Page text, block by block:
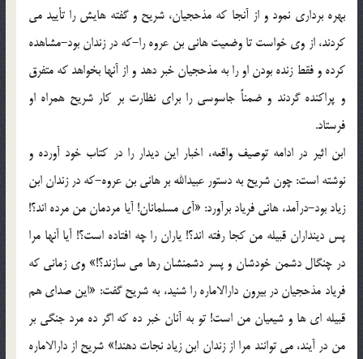
بهره برداری نمود و از آنجا که مذحجیان، شریح و گفته هایش را تأیید می
کردند، از وی خواست تا وضعیت هانی بن عروه را-که در زندان بود-مشاهده
کرده و فقط زنده بودن او را به مذحجیان خبر دهد و از آنها بخواهد که متفرق
و پراکنده گردند و ضمناً جاسوسی را برای نظارت بر کار شریح همراه او
فرستاد.
ابن اثیر در ادامه توصیف واقعه، اخبار این دیدار را در کتاب خود آورده و
نوشته است: چون شریح به دستور عبیدالله بر هانی بن عروه-که در زندان ابن
زیاد بود-درآمد، هانی فریاد برآورد: «آی مسلمانان! آیا مردمان من مرده اند؟!
پس دینداران قبیله من کجا رفته اند؟! یاران را چه افتاده است؟! آیا آنها مرا
در چنگال دشمن خودشان و پسر دشمنشان رها می سازند؟!» وی زمانی که
فریاد مذحجیان در بیرون دارالاماره را شنید، به شریح گفت: «این صدای هم
قبیله ای ها و شیعیان من است! تو به آنان خبر ده که اگر ده مرد جنگی بر
من در آیند، می توانند مرا از زندان ابن زیاد نجات دهند!» شریح از دارالاماره